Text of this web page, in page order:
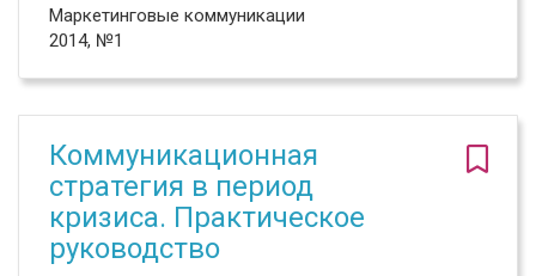
Маркетинговые коммуникации
2014, №1
Коммуникационная
стратегия в период
кризиса. Практическое
руководство